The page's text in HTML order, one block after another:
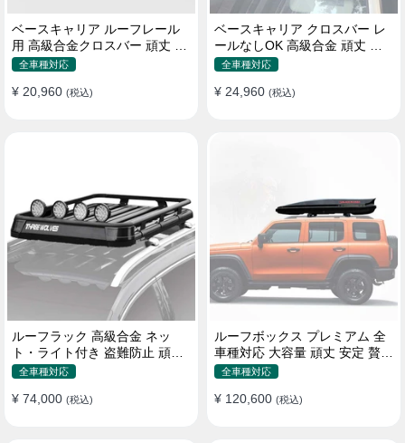
ベースキャリア ルーフレール
用 高級合金クロスバー 頑丈 ロ
ック付き ベースラックセット
全車種対応
¥ 20,960 (税込)
ベースキャリア クロスバー レ
ールなしOK 高級合金 頑丈 ロ
ック付き ベースラックセット
全車種対応
¥ 24,960 (税込)
ルーフラック 高級合金 ネッ
ト・ライト付き 盗難防止 頑丈
安定 分離式 大容量 ベースキャ
全車種対応
¥ 74,000 (税込)
ルーフボックス プレミアム 全
車種対応 大容量 頑丈 安定 贅沢
使い心地 おしゃれ 多色 車用ラ
全車種対応
¥ 120,600 (税込)